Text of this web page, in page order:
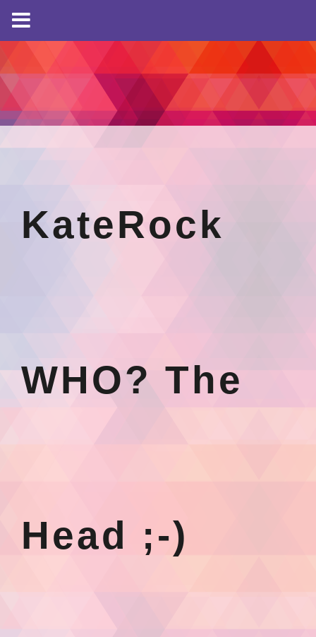
KateRock
WHO? The
Head ;-)